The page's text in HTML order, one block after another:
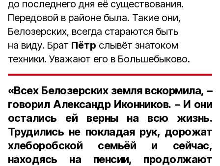
до последнего дня её существования.
Передовой в районе была. Такие они,
Белозерских, всегда стараются быть
на виду. Брат Пётр слывёт знатоком
техники. Уважают его в Большебыково.
«Всех Белозерских земля вскормила, –
говорил Александр Иконников. – И они
остались ей верны на всю жизнь.
Трудились не покладая рук, дорожат
хлеборобской семьёй и сейчас,
находясь на пенсии, продолжают